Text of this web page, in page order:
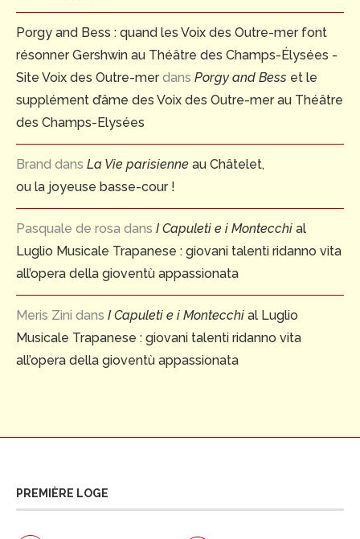
Porgy and Bess : quand les Voix des Outre-mer font
résonner Gershwin au Théâtre des Champs-Élysées -
Site Voix des Outre-merdans Porgy and Bess et le
supplément d’âme des Voix des Outre-mer au Théâtre
des Champs-Elysées
Brand dans La Vie parisienne au Châtelet,
ou la joyeuse basse-cour !
Pasquale de rosa dans I Capuleti e i Montecchi al
Luglio Musicale Trapanese : giovani talenti ridanno vita
all’opera della gioventù appassionata
Meris Zini dans I Capuleti e i Montecchi al Luglio
Musicale Trapanese : giovani talenti ridanno vita
all’opera della gioventù appassionata
PREMIÈRE LOGE